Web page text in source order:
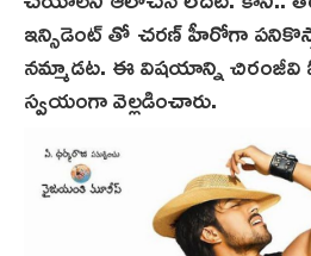
ఇన్సిడెంట్ తో చరణ్ హీరోగా
నమ్మాడట. ఈ విషయాన్ని చిరంజీవి
స్వయంగా వెల్లడించారు.